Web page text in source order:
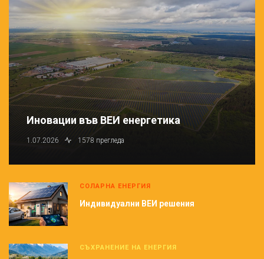
Иновации във ВЕИ енергетика
1.07.2026 1578 прегледа
СОЛАРНА ЕНЕРГИЯ
Индивидуални ВЕИ решения
СЪХРАНЕНИЕ НА ЕНЕРГИЯ